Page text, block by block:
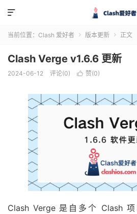

当前位置： Clash 爱好者  版本更新  正文
Clash Verge v1.6.6 更新
2024-06-12 评论(0)  赞(0)
Clash Verge 是自多个 Clash